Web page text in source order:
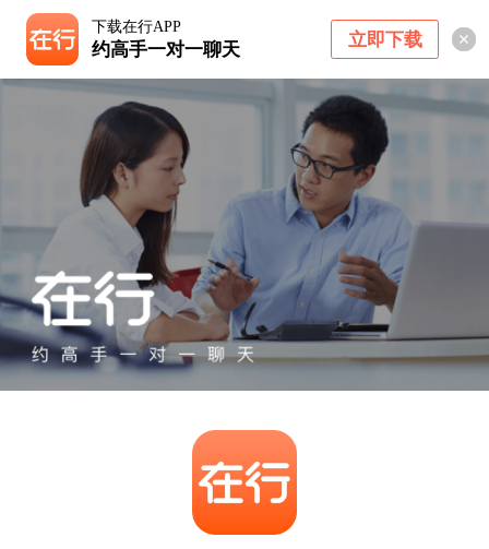
下载在行APP
约高手一对一聊天 立即下载